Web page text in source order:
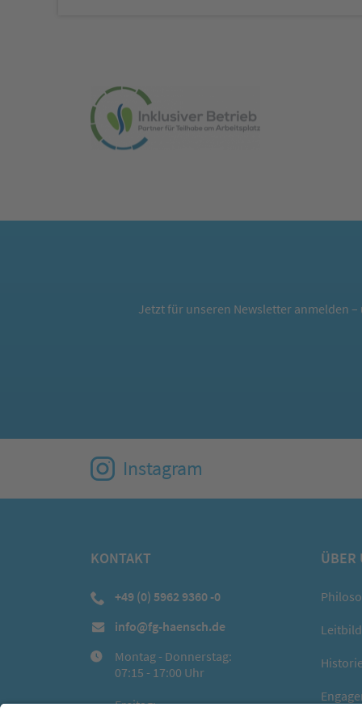
Jetzt für unseren Newsletter anmelden
Instagram
ÜBER
Leitbild
KONTAKT
+49 (0) 5962 9360 -0
info@fg-haensch.de
Montag - Donnerstag:
07:15 - 17:00 Uhr
Freitag: